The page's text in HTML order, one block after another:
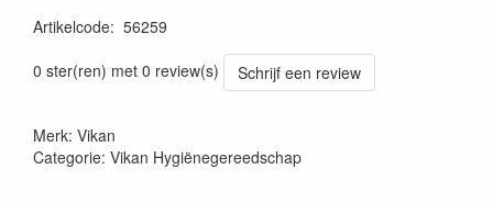
Artikelcode: 56259
0 ster(ren) met 0 review(s)
Schrijf een review
Merk: Vikan
Categorie: Vikan Hygiënegereedschap